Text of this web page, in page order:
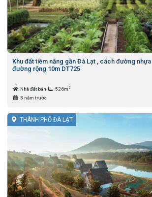
Khu đất tiềm năng gần Đà Lạt , cách đường nhựa
đường rộng 10m DT725
Nhà đất bán 526m 2
3 năm trước
THÀNH PHỐ ĐÀ LẠT